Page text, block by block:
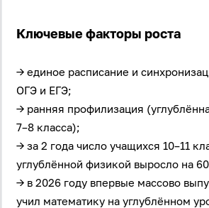
Ключевые факторы роста
→ единое расписание и
ОГЭ и ЕГЭ;
→ ранняя профилизация
7–8 класса);
→ за 2 года число учащихся 10–11
углублённой физикой выросло на
→ в 2026 году впервые массово
учил математику на углублённом